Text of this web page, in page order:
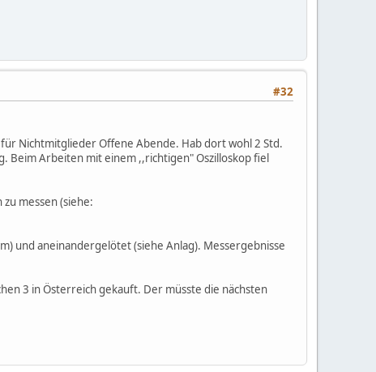
#32
für Nichtmitglieder Offene Abende. Hab dort wohl 2 Std.
Arbeiten mit einem ,,richtigen" Oszilloskop fiel
messen (siehe:
und aneinandergelötet (siehe Anlag). Messergebnisse
3 in Österreich gekauft. Der müsste die nächsten